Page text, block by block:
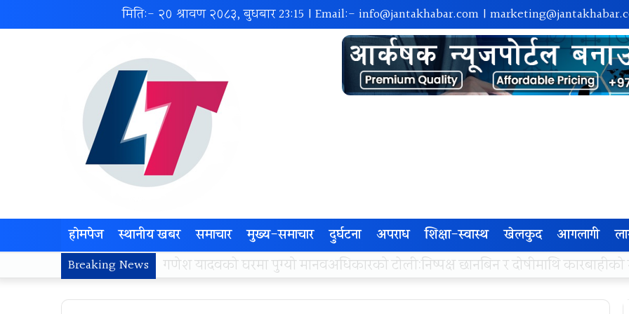
मिति:- २० श्रावण २०८३, बुधबार23:15 | Email:- info@jantakhabar.com |
होमपेज स्थानीय खबर समाचार मुख्य-समाचार दुर्घटना अपराध शिक्षा-स्वास्थ खेलकुद आगलागी
Breaking News लोकज्योती उत्थान केन्द्रद्वारा अम्बासमा १०५ विपन्न विद्यार्थीलाई शैक्षिक तथा खेलकुद